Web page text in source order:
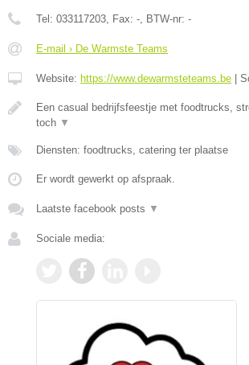
Tel: 033117203 , Fax: - , BTW-nr: -
E-mail › De Warmste Teams
Website: https://www.dewarmsteteams.be |
Een casual bedrijfsfeestje met foodtrucks,
toch ▼
Diensten: foodtrucks, catering ter plaatse
Er wordt gewerkt op afspraak.
Laatste facebook posts ▼
Sociale media: